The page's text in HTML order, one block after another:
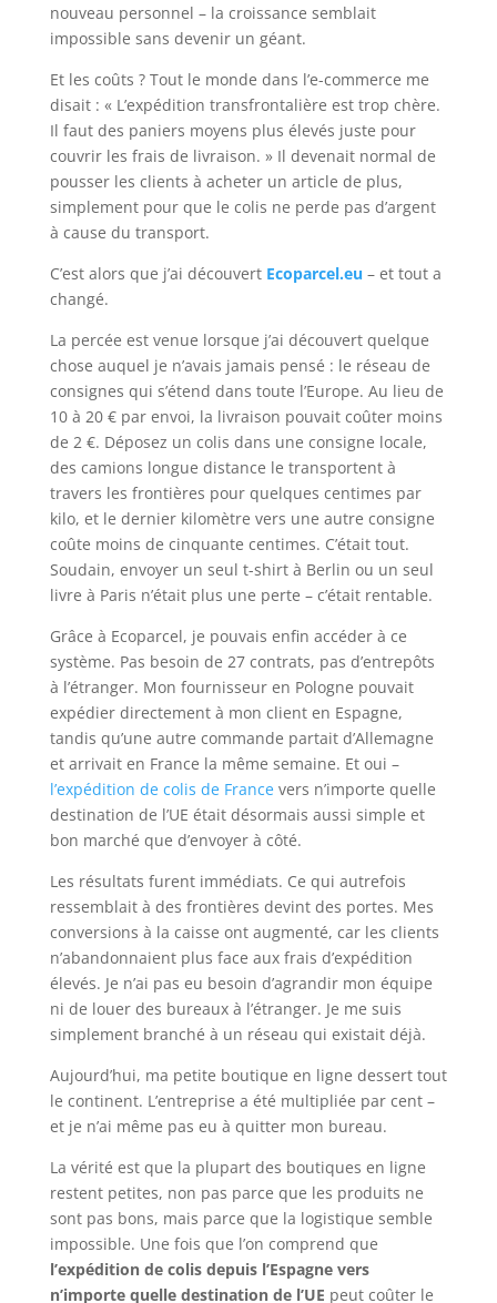
nouveau personnel – la croissance semblait
impossible sans devenir un géant.
Et les coûts ? Tout le monde dans l’e-commerce me
disait : « L’expédition transfrontalière est trop chère.
Il faut des paniers moyens plus élevés juste pour
couvrir les frais de livraison. » Il devenait normal de
pousser les clients à acheter un article de plus,
simplement pour que le colis ne perde pas d’argent
à cause du transport.
C’est alors que j’ai découvert Ecoparcel.eu – et tout a
changé.
La percée est venue lorsque j’ai découvert quelque
chose auquel je n’avais jamais pensé : le réseau de
consignes qui s’étend dans toute l’Europe. Au lieu de
10 à 20 € par envoi, la livraison pouvait coûter moins
de 2 €. Déposez un colis dans une consigne locale,
des camions longue distance le transportent à
travers les frontières pour quelques centimes par
kilo, et le dernier kilomètre vers une autre consigne
coûte moins de cinquante centimes. C’était tout.
Soudain, envoyer un seul t-shirt à Berlin ou un seul
livre à Paris n’était plus une perte – c’était rentable.
Grâce à Ecoparcel, je pouvais enfin accéder à ce
système. Pas besoin de 27 contrats, pas d’entrepôts
à l’étranger. Mon fournisseur en Pologne pouvait
expédier directement à mon client en Espagne,
tandis qu’une autre commande partait d’Allemagne
et arrivait en France la même semaine. Et oui –
l’expédition de colis de Francevers n’importe quelle
destination de l’UE était désormais aussi simple et
bon marché que d’envoyer à côté.
Les résultats furent immédiats. Ce qui autrefois
ressemblait à des frontières devint des portes. Mes
conversions à la caisse ont augmenté, car les clients
n’abandonnaient plus face aux frais d’expédition
élevés. Je n’ai pas eu besoin d’agrandir mon équipe
ni de louer des bureaux à l’étranger. Je me suis
simplement branché à un réseau qui existait déjà.
Aujourd’hui, ma petite boutique en ligne dessert tout
le continent. L’entreprise a été multipliée par cent –
et je n’ai même pas eu à quitter mon bureau.
La vérité est que la plupart des boutiques en ligne
restent petites, non pas parce que les produits ne
sont pas bons, mais parce que la logistique semble
impossible. Une fois que l’on comprend que
l’expédition de colis depuis l’Espagne vers
n’importe quelle destination de l’UE peut coûter le